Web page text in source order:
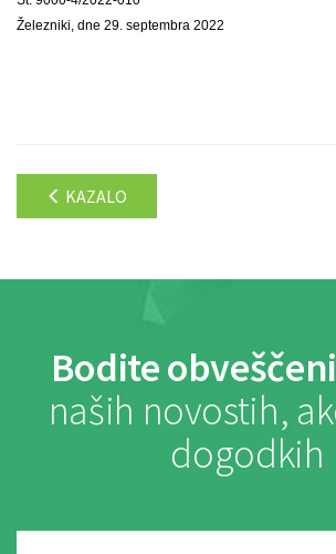
Železniki, dne 29. septembra 2022
KAZALO
Bodite obveščeni
naših novostih,
dogodkih